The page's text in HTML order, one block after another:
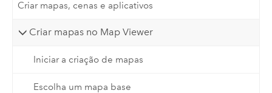
Criar mapas, cenas e aplicativos
Criar mapas no Map Viewer
Iniciar a criação de mapas
Escolha um mapa base